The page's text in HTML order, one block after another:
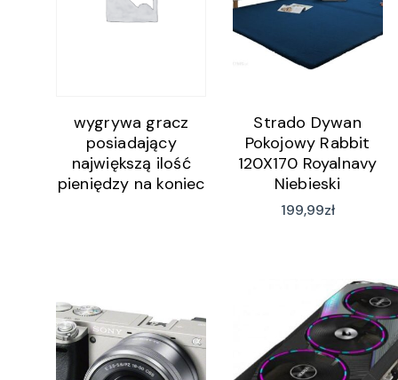
wygrywa gracz
posiadający
największą ilość
pieniędzy na koniec
Strado Dywan
Pokojowy Rabbit
120X170 Royalnavy
Niebieski
199,99zł